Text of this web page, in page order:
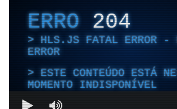
ERRO204
HLS.JS FATAL ERROR -
ERROR
ESTE CONTEÚDO ESTÁ
MOMENTO INDISPONÍVEL